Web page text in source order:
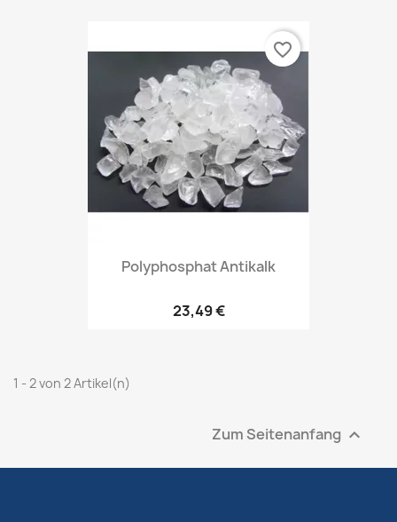
Polyphosphat Antikalk
23,49 €
favorite_border
1 - 2 von 2 Artikel(n)
Zum Seitenanfang 